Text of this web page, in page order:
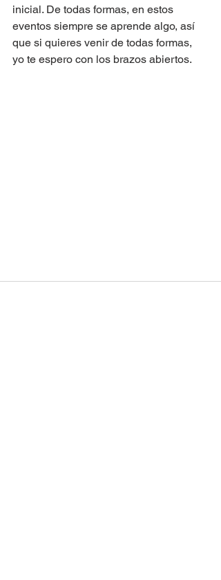
inicial. De todas formas, en estos
eventos siempre se aprende algo, así
que si quieres venir de todas formas,
yo te espero con los brazos abiertos.